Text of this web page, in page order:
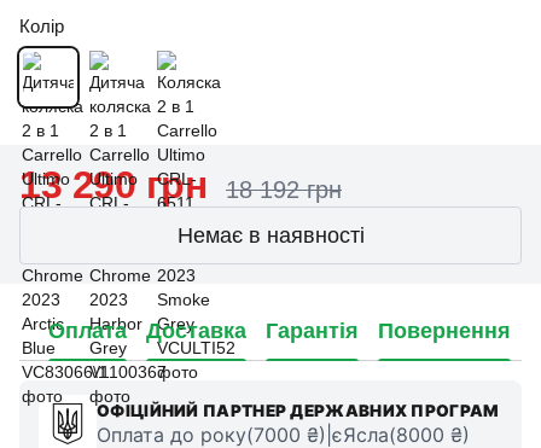
Колір
13 290 грн 18 192 грн
Немає в наявності
Оплата Доставка Гарантія Повернення
ОФІЦІЙНИЙ ПАРТНЕР ДЕРЖАВНИХ ПРОГРАМ
Оплата до року(7000 ₴)|єЯсла(8000 ₴)